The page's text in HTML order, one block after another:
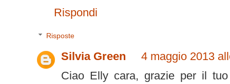
Rispondi
Risposte
Silvia Green
4 maggio 2013
Ciao Elly cara, grazie per il